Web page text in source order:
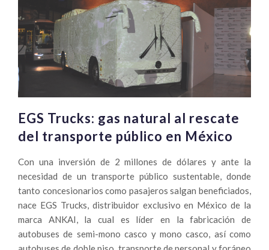
EGS Trucks: gas natural al rescate
del transporte público en México
Con una inversión de 2 millones de dólares y ante la
necesidad de un transporte público sustentable, donde
tanto concesionarios como pasajeros salgan beneficiados,
nace EGS Trucks, distribuidor exclusivo en México de la
marca ANKAI, la cual es líder en la fabricación de
autobuses de semi-mono casco y mono casco, así como